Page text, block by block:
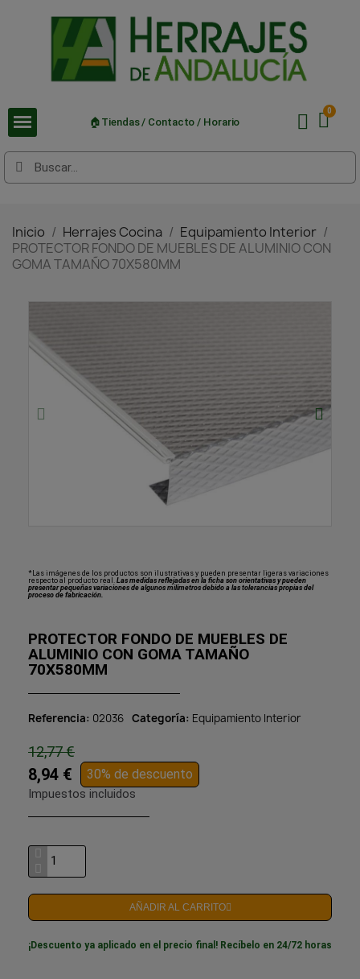
🏠Tiendas / Contacto / Horario
Inicio Herrajes Cocina
Equipamiento Interior
PROTECTOR FONDO DE MUEBLES DE ALUMINIO CON
GOMA TAMAÑO 70X580MM
*Las imágenes de los productos son ilustrativas y pueden presentar ligeras variaciones
respecto al producto real. Las medidas reflejadas en la ficha son orientativas y pueden
presentar pequeñas variaciones de algunos milímetros debido a las tolerancias propias del
proceso de fabricación.
PROTECTOR FONDO DE MUEBLES DE
ALUMINIO CON GOMA TAMAÑO
70X580MM
Referencia 02036 Categoría Equipamiento Interior
12,77 €
8,94 € 30% de descuento
Impuestos incluidos
AÑADIR AL CARRITO
¡Descuento ya aplicado en el precio final! Recíbelo en 24/72 horas